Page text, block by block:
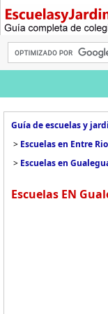
Guía de escuelas y
> Escuelas en Entre
> Escuelas en
Escuelas EN